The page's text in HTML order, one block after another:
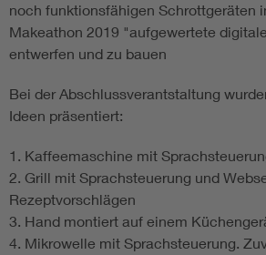
noch funktionsfähigen Schrottgeräten
Makeathon 2019 "aufgewertete
entwerfen und zu bauen
Bei der Abschlussverantstaltung
Ideen präsentiert:
1. Kaffeemaschine mit
2. Grill mit Sprachsteuerung und
Rezeptvorschlägen
3. Hand montiert auf einem
4. Mikrowelle mit Sprachsteuerung.